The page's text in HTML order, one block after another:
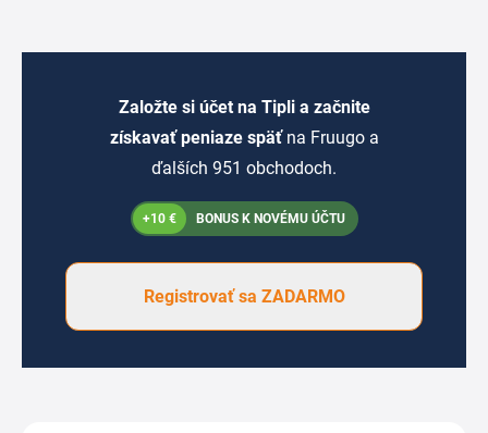
Založte si účet na Tipli a začnite
získavať peniaze späť na Fruugo a
ďalších 951 obchodoch.
+10 € BONUS K NOVÉMU ÚČTU
Registrovať sa ZADARMO